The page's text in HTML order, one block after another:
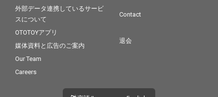
外部データ連携しているサービ
スについて
OTOTOYアプリ
媒体資料と広告のご案内
Our Team
Careers
Contact
退会